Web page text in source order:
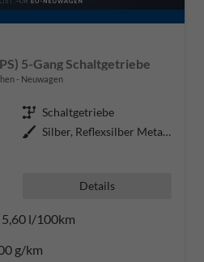
5-Gang Schaltgetriebe
Neuwagen
Getriebe Schaltgetriebe
Außenfarbe
Silber, Reflexsilber Metallic (8
Details
5,60 l/100km
g/km